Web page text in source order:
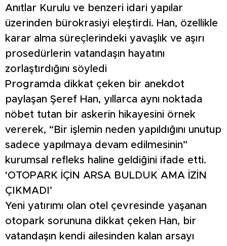
Anıtlar Kurulu ve benzeri idari yapılar
üzerinden bürokrasiyi eleştirdi. Han, özellikle
karar alma süreçlerindeki yavaşlık ve aşırı
prosedürlerin vatandaşın hayatını
zorlaştırdığını söyledi
Programda dikkat çeken bir anekdot
paylaşan Şeref Han, yıllarca aynı noktada
nöbet tutan bir askerin hikayesini örnek
vererek, “Bir işlemin neden yapıldığını unutup
sadece yapılmaya devam edilmesinin”
kurumsal refleks haline geldiğini ifade etti.
‘OTOPARK İÇİN ARSA BULDUK AMA İZİN
ÇIKMADI’
Yeni yatırımı olan otel çevresinde yaşanan
otopark sorununa dikkat çeken Han, bir
vatandaşın kendi ailesinden kalan arsayı